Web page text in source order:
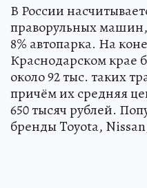
В России
праворульных машин,
8% автопарка. На
Краснодарском крае
около 92 тыс. таких
причём их средняя
650 тысяч рублей.
бренды Toyota,